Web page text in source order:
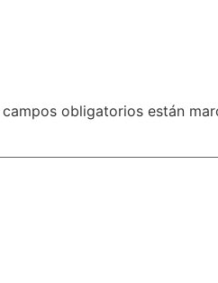
campos obligatorios están